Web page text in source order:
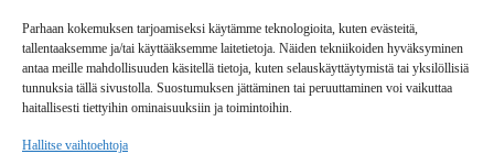
Parhaan kokemuksen tarjoamiseksi käytämme teknologioita, kuten evästeitä,
tallentaaksemme ja/tai käyttääksemme laitetietoja. Näiden tekniikoiden hyväksyminen
antaa meille mahdollisuuden käsitellä tietoja, kuten selauskäyttäytymistä tai yksilöllisiä
tunnuksia tällä sivustolla. Suostumuksen jättäminen tai peruuttaminen voi vaikuttaa
haitallisesti tiettyihin ominaisuuksiin ja toimintoihin.
Hallitse vaihtoehtoja
Toimitustavat
Maksutavat
Vaihto ja palautus
Reklamaatiot